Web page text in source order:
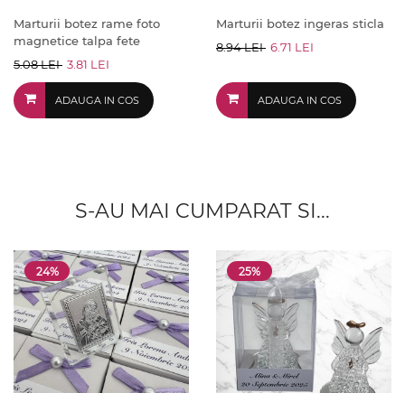
Marturii botez rame foto
magnetice talpa fete
5.08 LEI 3.81 LEI
ADAUGA IN COS
Marturii botez ingeras sticla
8.94 LEI 6.71 LEI
ADAUGA IN COS
S-AU MAI CUMPARAT SI...
24% 25%